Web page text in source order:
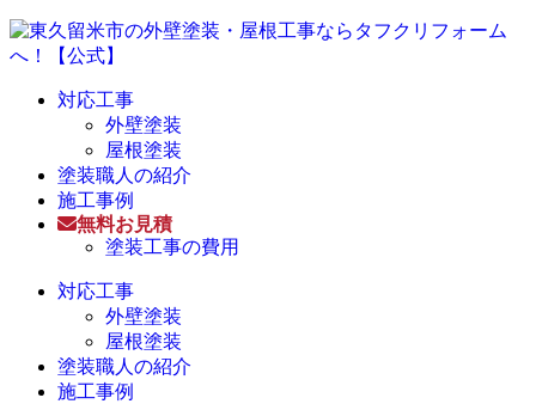
対応工事
外壁塗装
屋根塗装
塗装職人の紹介
施工事例
無料お見積
塗装工事の費用
対応工事
外壁塗装
屋根塗装
塗装職人の紹介
施工事例